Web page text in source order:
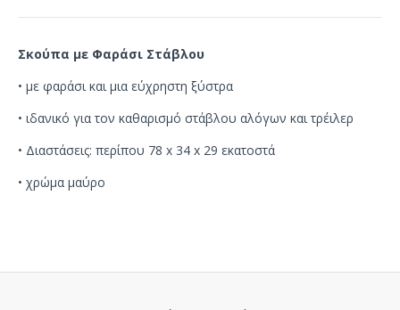
Σκούπα με Φαράσι Στάβλου
• με φαράσι και μια εύχρηστη ξύστρα
• ιδανικό για τον καθαρισμό στάβλου αλόγων και τρέιλερ
• Διαστάσεις: περίπου 78 x 34 x 29 εκατοστά
• χρώμα μαύρο